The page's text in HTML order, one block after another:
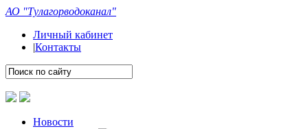
АО "Тулагорводоканал"
Личный кабинет
|Контакты
Новости